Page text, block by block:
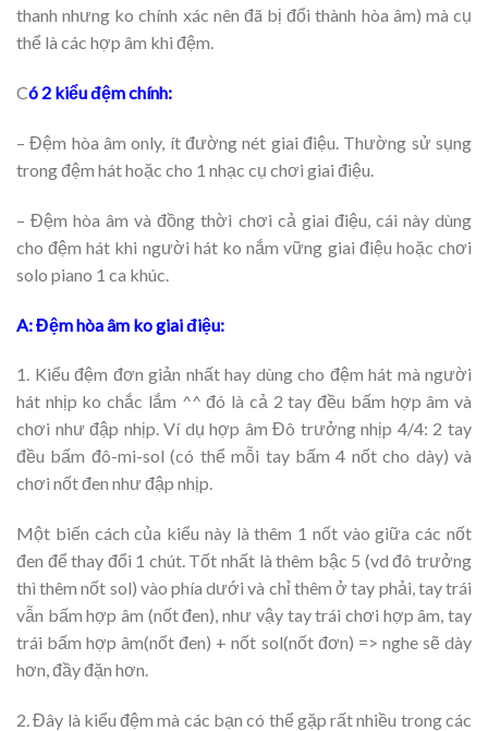
thanh nhưng ko chính xác nên đã bị đổi thành hòa âm) mà cụ
thể là các hợp âm khi đệm.
Có 2 kiểu đệm chính:
– Đệm hòa âm only, ít đường nét giai điệu. Thường sử sụng
trong đệm hát hoặc cho 1 nhạc cụ chơi giai điệu.
– Đệm hòa âm và đồng thời chơi cả giai điệu, cái này dùng
cho đệm hát khi người hát ko nắm vững giai điệu hoặc chơi
solo piano 1 ca khúc.
A: Đệm hòa âm ko giai điệu:
1. Kiểu đệm đơn giản nhất hay dùng cho đệm hát mà người
hát nhịp ko chắc lắm ^^ đó là cả 2 tay đều bấm hợp âm và
chơi như đập nhịp. Ví dụ hợp âm Đô trưởng nhịp 4/4: 2 tay
đều bấm đô-mi-sol (có thể mỗi tay bấm 4 nốt cho dày) và
chơi nốt đen như đập nhịp.
Một biến cách của kiểu này là thêm 1 nốt vào giữa các nốt
đen để thay đổi 1 chút. Tốt nhất là thêm bậc 5 (vd đô trưởng
thì thêm nốt sol) vào phía dưới và chỉ thêm ở tay phải, tay trái
vẫn bấm hợp âm (nốt đen), như vậy tay trái chơi hợp âm, tay
trái bấm hợp âm(nốt đen) + nốt sol(nốt đơn) => nghe sẽ dày
hơn, đầy đặn hơn.
2. Đây là kiểu đệm mà các bạn có thể gặp rất nhiều trong các